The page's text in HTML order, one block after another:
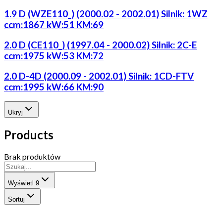
1.9 D (WZE110_) (2000.02 - 2002.01) Silnik: 1WZ
ccm:1867 kW:51 KM:69
2.0 D (CE110_) (1997.04 - 2000.02) Silnik: 2C-E
ccm:1975 kW:53 KM:72
2.0 D-4D (2000.09 - 2002.01) Silnik: 1CD-FTV
ccm:1995 kW:66 KM:90
Ukryj
Products
Brak produktów
Wyświetl 9
Sortuj